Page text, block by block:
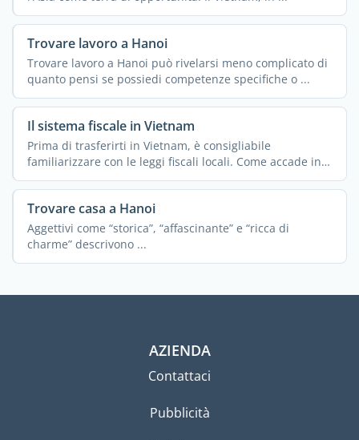
Trovare lavoro a Hanoi
Trovare lavoro a Hanoi può rivelarsi meno complicato di
quanto pensi se possiedi competenze specifiche o ...
Il sistema fiscale in Vietnam
Prima di trasferirti in Vietnam, è consigliabile
familiarizzare con le leggi fiscali locali. Come accade in
...
Trovare casa a Hanoi
Aggettivi come “storica”, “affascinante” e “ricca di
charme” descrivono ...
AZIENDA
Contattaci
Pubblicità